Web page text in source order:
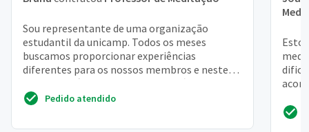
Sou representante de uma organização
estudantil da unicamp. Todos os meses
buscamos proporcionar experiências
diferentes para os nossos membros e neste
mês gostaríamos de algo voltado à m...
Pedido atendido